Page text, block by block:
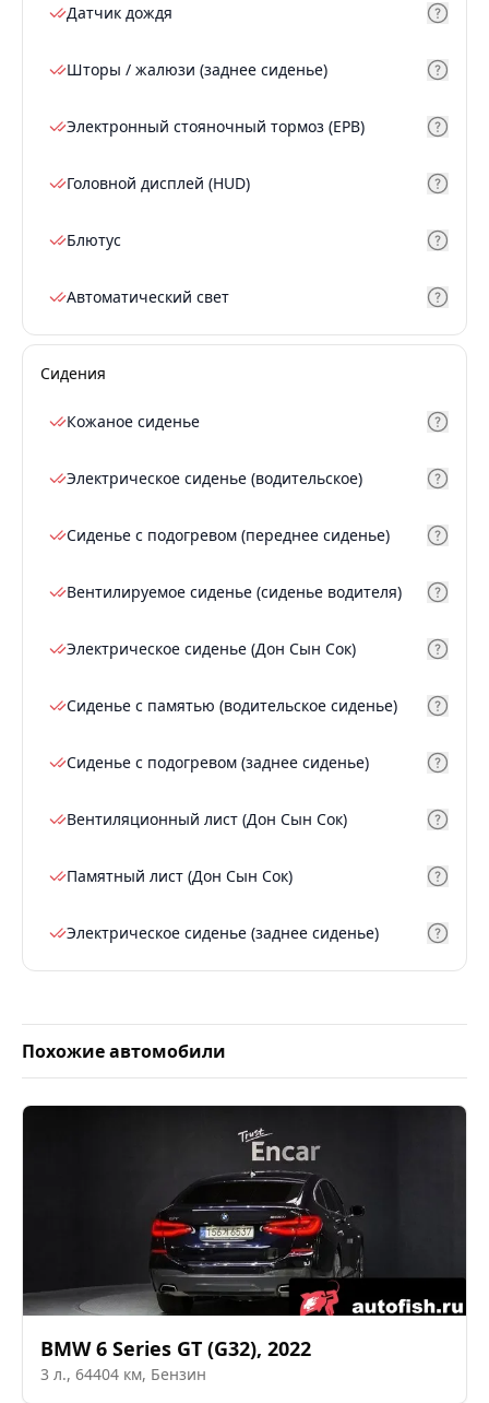
Датчик дождя
Шторы / жалюзи (заднее сиденье)
Электронный стояночный тормоз (EPB)
Головной дисплей (HUD)
Блютус
Автоматический свет
Сидения
Кожаное сиденье
Электрическое сиденье (водительское)
Сиденье с подогревом (переднее сиденье)
Вентилируемое сиденье (сиденье водителя)
Электрическое сиденье (Дон Сын Сок)
Сиденье с памятью (водительское сиденье)
Сиденье с подогревом (заднее сиденье)
Вентиляционный лист (Дон Сын Сок)
Памятный лист (Дон Сын Сок)
Электрическое сиденье (заднее сиденье)
Похожие автомобили
BMW 6 Series GT (G32), 2022
3 л., 64404 км, Бензин